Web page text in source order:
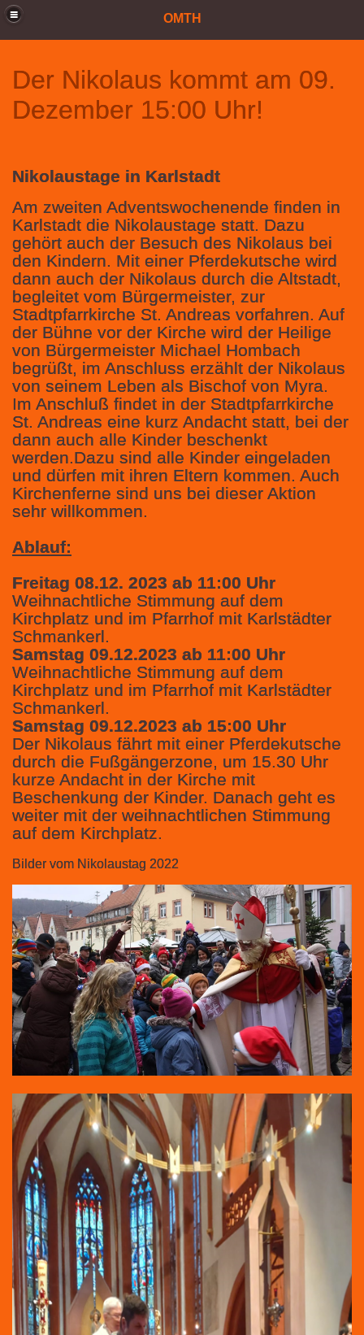
OMTH
Der Nikolaus kommt am 09.
Dezember 15:00 Uhr!
Nikolaustage in Karlstadt
Am zweiten Adventswochenende finden in
Karlstadt die Nikolaustage statt. Dazu
gehört auch der Besuch des Nikolaus bei
den Kindern. Mit einer Pferdekutsche wird
dann auch der Nikolaus durch die Altstadt,
begleitet vom Bürgermeister, zur
Stadtpfarrkirche St. Andreas vorfahren. Auf
der Bühne vor der Kirche wird der Heilige
von Bürgermeister Michael Hombach
begrüßt, im Anschluss erzählt der Nikolaus
von seinem Leben als Bischof von Myra.
Im Anschluß findet in der Stadtpfarrkirche
St. Andreas eine kurz Andacht statt, bei der
dann auch alle Kinder beschenkt
werden.Dazu sind alle Kinder eingeladen
und dürfen mit ihren Eltern kommen. Auch
Kirchenferne sind uns bei dieser Aktion
sehr willkommen.
Ablauf:
Freitag 08.12. 2023 ab 11:00 Uhr
Weihnachtliche Stimmung auf dem
Kirchplatz und im Pfarrhof mit Karlstädter
Schmankerl.
Samstag 09.12.2023 ab 11:00 Uhr
Weihnachtliche Stimmung auf dem
Kirchplatz und im Pfarrhof mit Karlstädter
Schmankerl.
Samstag 09.12.2023 ab 15:00 Uhr
Der Nikolaus fährt mit einer Pferdekutsche
durch die Fußgängerzone, um 15.30 Uhr
kurze Andacht in der Kirche mit
Beschenkung der Kinder. Danach geht es
weiter mit der weihnachtlichen Stimmung
auf dem Kirchplatz.
Bilder vom Nikolaustag 2022